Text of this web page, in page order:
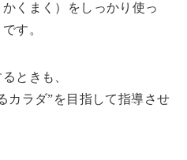
くまく）をしっかり使っ
す。
ときも、
カラダ”を目指して指導させ